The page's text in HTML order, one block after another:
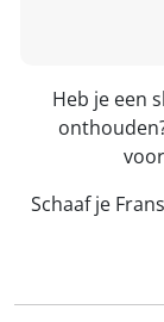
Heb je een
Schaaf je